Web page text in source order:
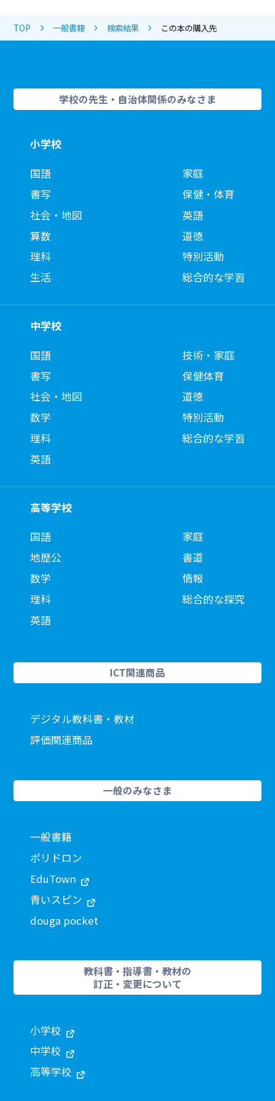
TOP 一般書籍 検索結果 この本の購入先
学校の先生・自治体関係のみなさま
小学校
国語
書写
社会・地図
算数
理科
生活
家庭
保健・体育
英語
道徳
特別活動
総合的な学習
中学校
国語
書写
社会・地図
数学
理科
英語
技術・家庭
保健体育
道徳
特別活動
総合的な学習
高等学校
国語
地歴公
数学
理科
英語
家庭
書道
情報
総合的な探究
ICT関連商品
デジタル教科書・教材
評価関連商品
一般のみなさま
一般書籍
ポリドロン
EduTown
青いスピン
douga pocket
教科書・指導書・教材の
訂正・変更について
小学校
中学校
高等学校